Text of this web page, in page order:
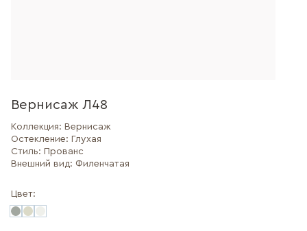
Вернисаж Л48
Коллекция: Вернисаж
Остекление: Глухая
Стиль: Прованс
Внешний вид: Филенчатая
Цвет: